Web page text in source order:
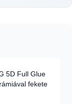
5D Full Glue
fekete